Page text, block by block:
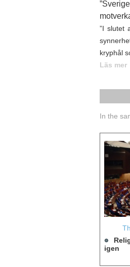
”I slutet
kryphål
Läs mer
In the
igen